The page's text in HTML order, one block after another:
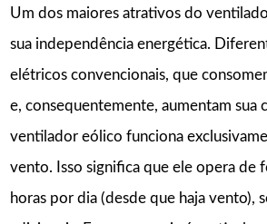
Um dos maiores atrativos do
sua independência energética.
elétricos convencionais, que
e, consequentemente, aumentam sua
ventilador eólico funciona
vento. Isso significa que ele opera de
horas por dia (desde que haja vento),